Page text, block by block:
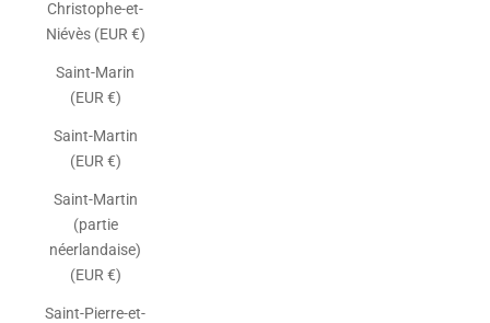
Christophe-et-
Niévès (EUR €)
Saint-Marin
(EUR €)
Saint-Martin
(EUR €)
Saint-Martin
(partie
néerlandaise)
(EUR €)
Saint-Pierre-et-